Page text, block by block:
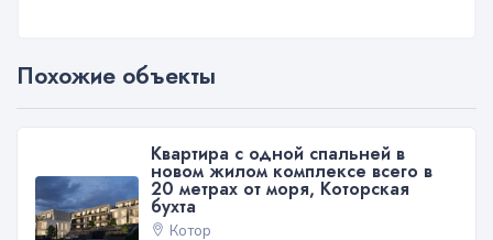
Похожие объекты
Квартира с одной спальней в
новом жилом комплексе всего в
20 метрах от моря, Которская
бухта
Котор